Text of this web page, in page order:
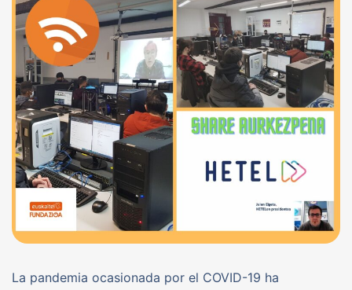
La pandemia ocasionada por el COVID-19 ha